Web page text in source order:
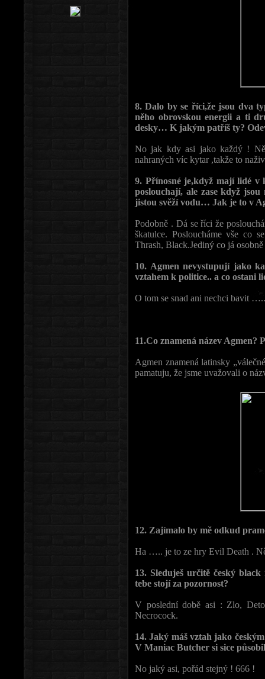
8. Dalo by se říci,že jsou dva
něho obrovskou energii a ti
desky… K jakým patříš ty?
No jak kdy asi jako každý !
nahraných víc kytar ,takže to
9. Přínosné je,když mají lidé v
poslouchají, ale zase když
jistou svěží vodu… Jak je to v
Podobně . Dá se říci že
škatulce. Posloucháme vše co
Thrash, Black.Jediný co já
10. Agmen nevystupují jako
vztahem k politice.. a co ostani
O tom se snad ani nechci bavit
11.Co znamená název Agmen?
Agmen znamená latinsky
pamatuju, že jsme uvažovali o
12. Zajímalo by mě odkud
Ha ….. je to ze hry Evil Death .
13. Sleduješ určitě český
tebe stojí za pozornost?
V poslední době asi : Zlo,
Necrocock.
14. Jaký máš vztah jako
V Maniac Butcher si sice
No jaký asi, pořád stejný ! 666 !